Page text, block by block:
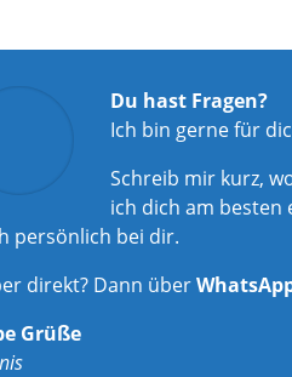
Du hast Fragen?
Ich bin gerne für
Schreib mir kurz,
ich dich am besten
persönlich bei dir.
direkt? Dann über
Grüße